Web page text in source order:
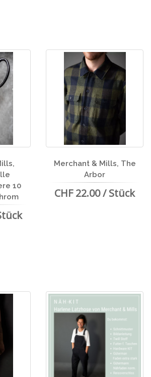
10
Merchant & Mills, The
Arbor
CHF 22.00 / Stück